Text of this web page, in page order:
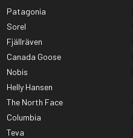
Patagonia
Sorel
Fjällräven
Canada Goose
Nobis
Helly Hansen
The North Face
Columbia
Teva